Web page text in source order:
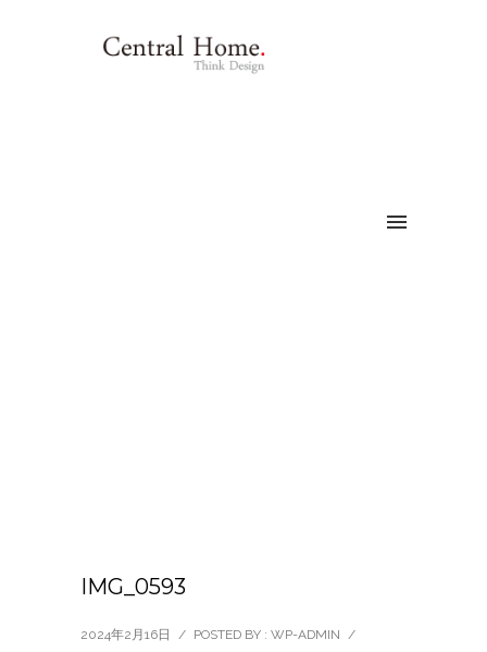
IMG_0593
2024年2月16日 / POSTED BY : WP-ADMIN /